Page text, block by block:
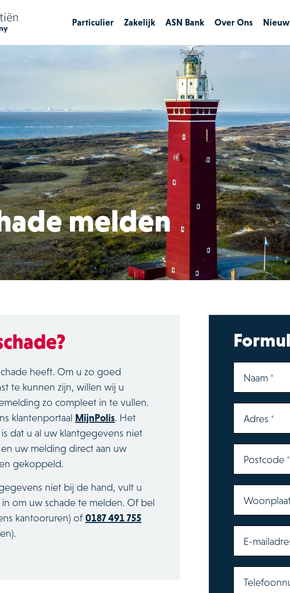
Particulier
Verzekeringen
Zakelijk
Verzekeringen
Financieringen
ASN Bank
Particulier
Zakelijk
Over Ons
melden
heeft. Om u zo goed
te kunnen zijn, willen wij u
zo compleet in te vullen.
klantenportaal MijnPolis. Het
dat u al uw klantgegevens niet
uw melding direct aan uw
gekoppeld.
niet bij de hand, vult u
om uw schade te melden. Of bel
kantooruren) of 0187 491 755
Naam
Adres
Postcode
E-